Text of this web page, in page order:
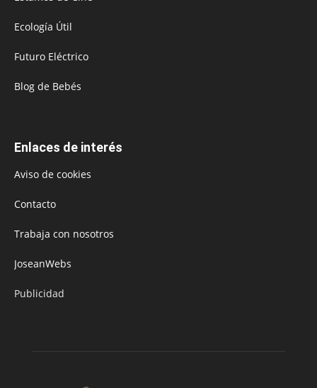
Ecología Útil
Futuro Eléctrico
Blog de Bebés
Enlaces de interés
Aviso de cookies
Contacto
Trabaja con nosotros
JoseanWebs
Publicidad